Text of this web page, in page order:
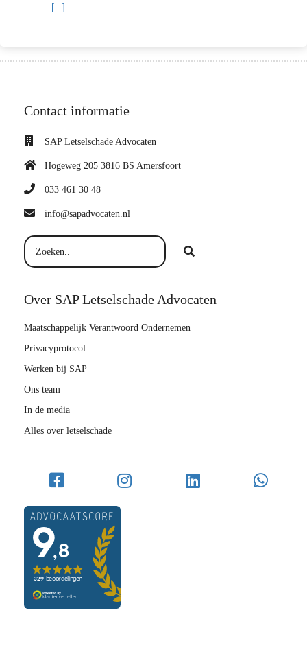
[...]
Contact informatie
SAP Letselschade Advocaten
Hogeweg 205 3816 BS Amersfoort
033 461 30 48
info@sapadvocaten.nl
Over SAP Letselschade Advocaten
Maatschappelijk Verantwoord Ondernemen
Privacyprotocol
Werken bij SAP
Ons team
In de media
Alles over letselschade